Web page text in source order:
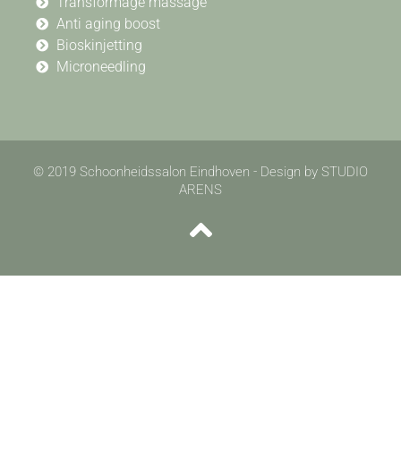
Anti aging boost
Bioskinjetting
Microneedling
© 2019 Schoonheidssalon Eindhoven - Design by STUDIO
ARENS